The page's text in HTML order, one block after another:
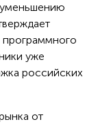
уже
российских
от